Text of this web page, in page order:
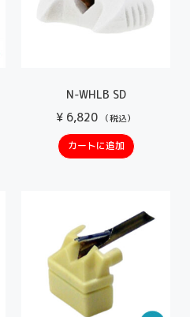
N-WHLB SD
¥ 6,820 （税込）
カートに追加